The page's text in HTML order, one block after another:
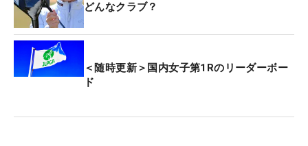
どんなクラブ？
＜随時更新＞国内女子第1Rのリーダーボー
ド